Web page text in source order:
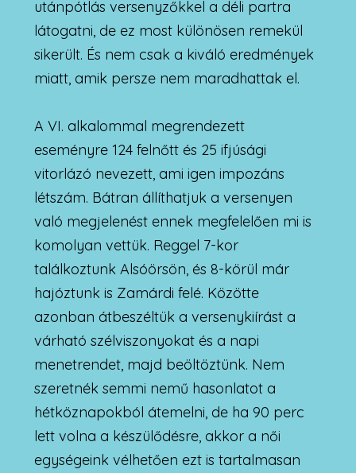
utánpótlás versenyzőkkel a déli partra
látogatni, de ez most különösen remekül
sikerült. És nem csak a kiváló eredmények
miatt, amik persze nem maradhattak el.
A VI. alkalommal megrendezett
eseményre 124 felnőtt és 25 ifjúsági
vitorlázó nevezett, ami igen impozáns
létszám. Bátran állíthatjuk a versenyen
való megjelenést ennek megfelelően mi is
komolyan vettük. Reggel 7-kor
találkoztunk Alsóörsön, és 8-körül már
hajóztunk is Zamárdi felé. Közötte
azonban átbeszéltük a versenykiírást a
várható szélviszonyokat és a napi
menetrendet, majd beöltöztünk. Nem
szeretnék semmi nemű hasonlatot a
hétköznapokból átemelni, de ha 90 perc
lett volna a készülődésre, akkor a női
egységeink vélhetően ezt is tartalmasan